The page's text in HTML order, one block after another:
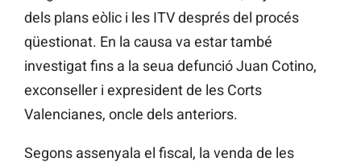
dels plans eòlic i les ITV després del procés
qüestionat. En la causa va estar també
investigat fins a la seua defunció Juan Cotino,
exconseller i expresident de les Corts
Valencianes, oncle dels anteriors.
Segons assenyala el fiscal, la venda de les